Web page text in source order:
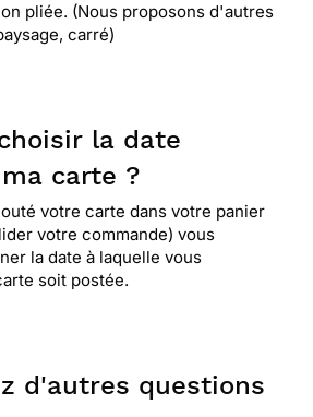
pliée. (Nous proposons d'autres
carré)
la date
carte ?
votre carte dans votre panier
votre commande) vous
la date à laquelle vous
soit postée.
d'autres questions